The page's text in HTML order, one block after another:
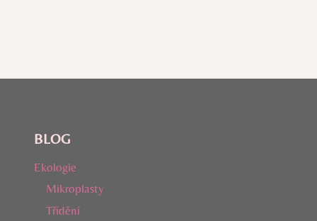
BLOG
Ekologie
Mikroplasty
Třídění